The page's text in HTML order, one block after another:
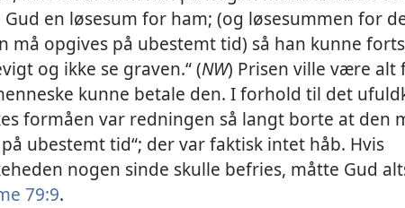
Gud en løsesum for ham; (og løsesummen for
må opgives på ubestemt tid) så han kunne
og ikke se graven.“ (NW) Prisen ville være alt
kunne betale den. I forhold til det
formåen var redningen så langt borte at den
ubestemt tid“; der var faktisk intet håb. Hvis
nogen sinde skulle befries, måtte Gud
79:9.